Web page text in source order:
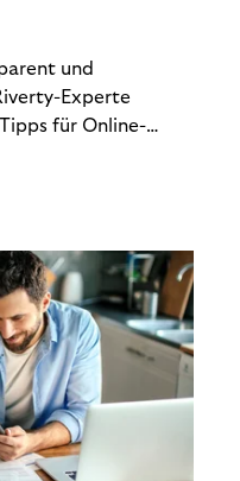
und
Experte
für Online-